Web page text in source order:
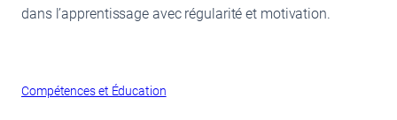
dans l’apprentissage avec régularité et motivation.
Compétences et Éducation